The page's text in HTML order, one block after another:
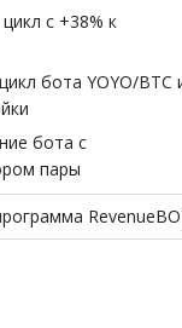
с +38% к
бота YOYO/BTC
бота с
пары